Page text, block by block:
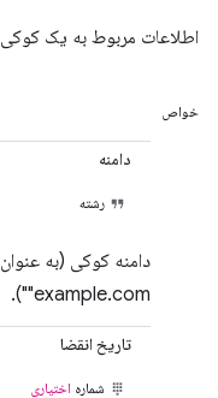
اطلاعات مربوط به یک کوکی HTTP را نشان می دهد.
خواص
دامنه
رشته
"example.com").
تاریخ انقضا
شماره اختیاری